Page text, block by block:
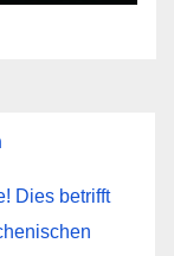
Dies betrifft